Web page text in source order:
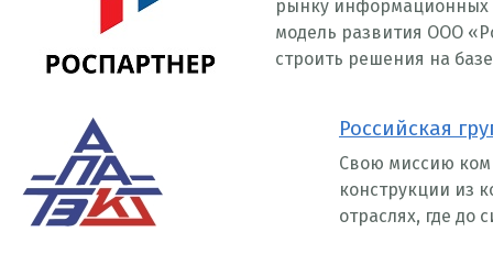
рынку информационных
модель развития ООО
строить решения на
Российская
Свою миссию
конструкции из
отраслях, где